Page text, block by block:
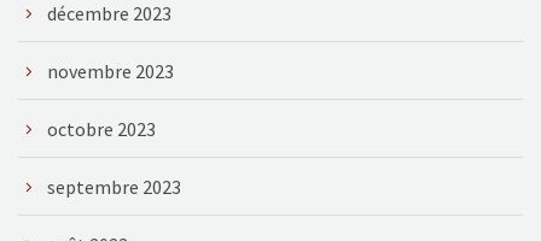
décembre 2023
novembre 2023
octobre 2023
septembre 2023